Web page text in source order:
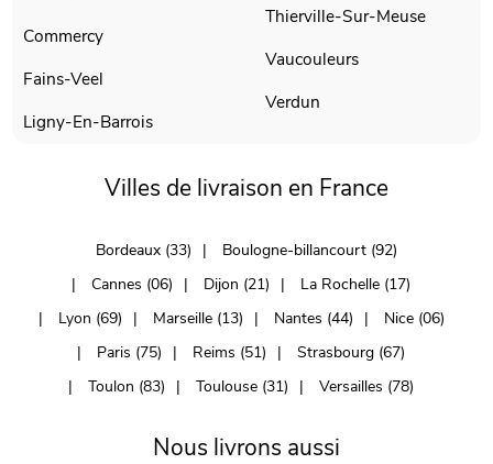
Commercy
Fains-Veel
Ligny-En-Barrois
Thierville-Sur-Meuse
Vaucouleurs
Verdun
Villes de livraison en France
Bordeaux (33)
Boulogne-billancourt (92)
Cannes (06)
Dijon (21)
La Rochelle (17)
Lyon (69)
Marseille (13) Nantes (44)
Nice (06)
Paris (75)
Reims (51)
Strasbourg (67)
Toulon (83)
Toulouse (31) Versailles (78)
Nous livrons aussi